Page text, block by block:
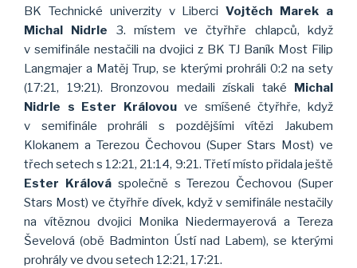
BK Technické univerzity v LiberciVojtěch Marek a
Michal Nidrle 3. místem ve čtyřhře chlapců, když
v semifinále nestačili na dvojici z BK TJ Baník Most Filip
Langmajer a Matěj Trup, se kterými prohráli 0:2 na sety
(17:21, 19:21). Bronzovou medaili získali také Michal
Nidrle s Ester Královou ve smíšené čtyřhře, když
v semifinále prohráli s pozdějšími vítězi Jakubem
Klokanem a Terezou Čechovou (Super Stars Most) ve
třech setech s 12:21, 21:14, 9:21. Třetí místo přidala ještě
Ester Králováspolečně s Terezou Čechovou (Super
Stars Most) ve čtyřhře dívek, když v semifinále nestačily
na vítěznou dvojici Monika Niedermayerová a Tereza
Ševelová (obě Badminton Ústí nad Labem), se kterými
prohrály ve dvou setech 12:21, 17:21.